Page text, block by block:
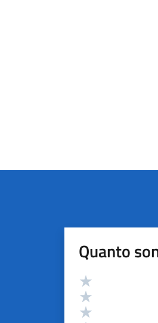
Quanto
Valutazione